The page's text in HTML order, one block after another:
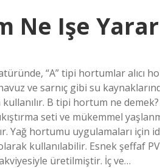
Ne Işe Yarar
“A” tipi hortumlar alıcı
ve sarnıç gibi su
B tipi hortum ne
seti ve mükemmel
Yağ hortumu uygulamaları için
kullanılabilir. Esnek şeffaf
üretilmiştir. İç ve…